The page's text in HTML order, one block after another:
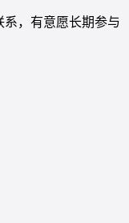
，有意愿长期参与